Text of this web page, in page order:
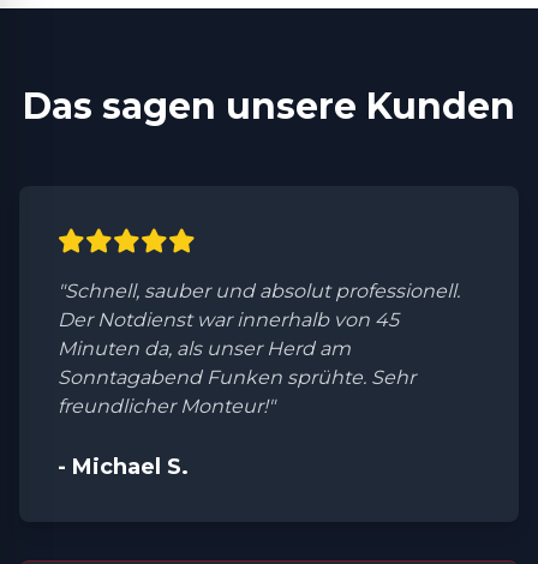
Das sagen unsere Kunden
"Schnell, sauber und absolut professionell.
Der Notdienst war innerhalb von 45
Minuten da, als unser Herd am
Sonntagabend Funken sprühte. Sehr
freundlicher Monteur!"
- Michael S.